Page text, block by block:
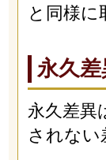
と同様に
永久差
永久差異
されない